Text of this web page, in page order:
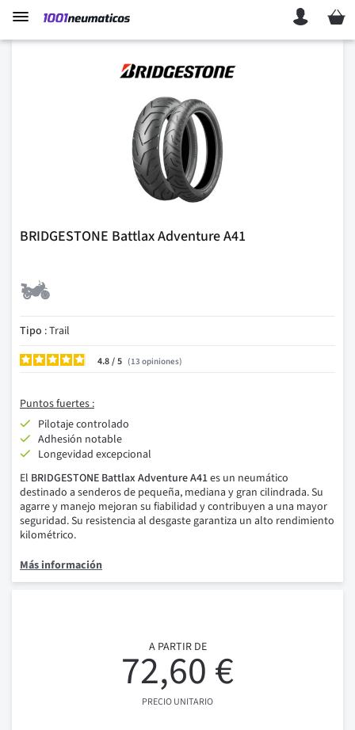
Mi
BRIDGESTONE Battlax Adventure A41
Tipo : Trail
4.8/ 13 opiniones
Puntos fuertes :
Pilotaje controlado
Adhesión notable
Longevidad excepcional
El BRIDGESTONE Battlax Adventure A41es un neumático
destinado a senderos de pequeña, mediana y gran cilindrada. Su
agarre y manejo mejoran su fiabilidad y contribuyen a una mayor
seguridad. Su resistencia al desgaste garantiza un alto rendimiento
kilométrico.
Más información
A PARTIR DE
72,60 €
PRECIO UNITARIO